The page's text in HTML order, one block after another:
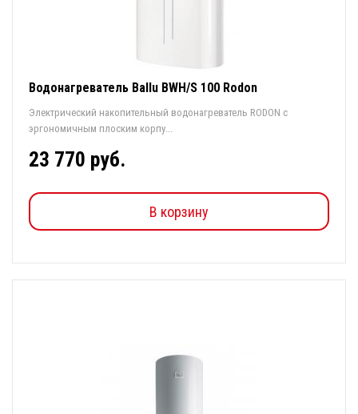
Водонагреватель Ballu BWH/S 100 Rodon
Электрический накопительный водонагреватель RODON с
эргономичным плоским корпу...
23 770 руб.
В корзину